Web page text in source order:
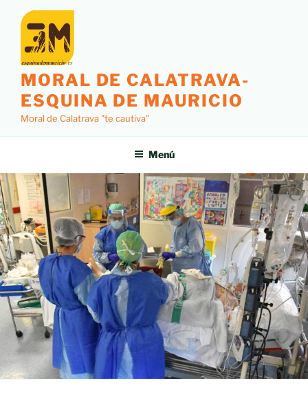
MORAL DE CALATRAVA-
ESQUINA DE MAURICIO
Moral de Calatrava "te cautiva"
Menú